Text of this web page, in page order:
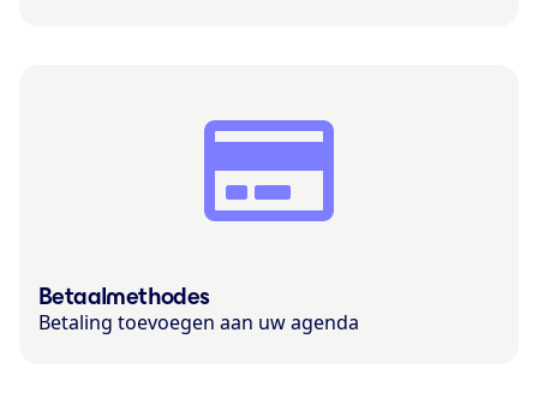
Betaalmethodes
Betaling toevoegen aan uw agenda